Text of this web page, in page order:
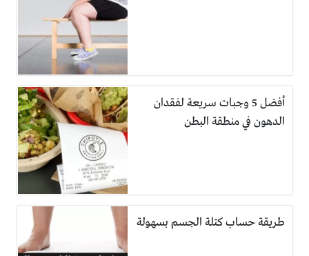
أفضل 5 وجبات سريعة لفقدان
الدهون في منطقة البطن
طريقة حساب كتلة الجسم بسهولة